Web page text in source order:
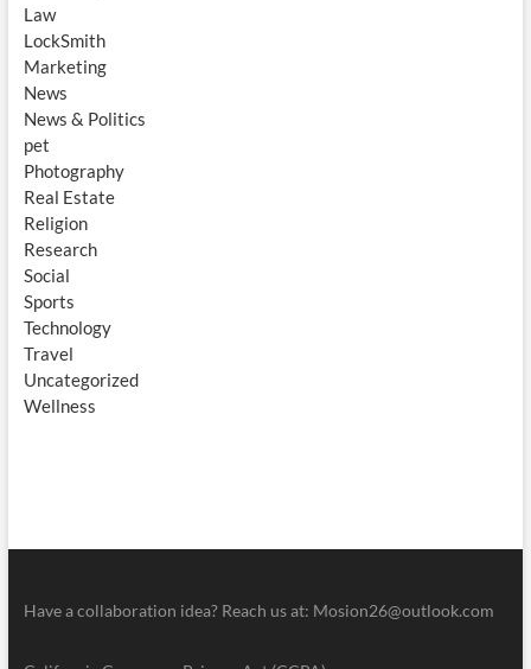
Law
LockSmith
Marketing
News
News & Politics
pet
Photography
Real Estate
Religion
Research
Social
Sports
Technology
Travel
Uncategorized
Wellness
Have a collaboration idea? Reach us at: Mosion26@outlook.com